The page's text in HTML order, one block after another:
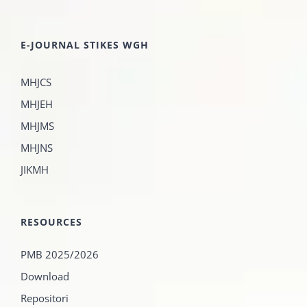
E-JOURNAL STIKES WGH
MHJCS
MHJEH
MHJMS
MHJNS
JIKMH
RESOURCES
PMB 2025/2026
Download
Repositori